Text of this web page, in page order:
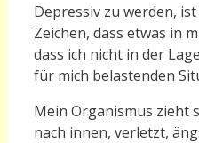
Depressiv zu werden,
Zeichen, dass etwas in
dass ich nicht in der
für mich belastenden
Mein Organismus zieht
nach innen, verletzt,